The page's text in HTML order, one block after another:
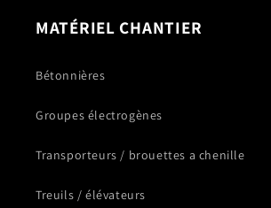
MATÉRIEL CHANTIER
Bétonnières
Groupes électrogènes
Transporteurs / brouettes a chenille
Treuils / élévateurs